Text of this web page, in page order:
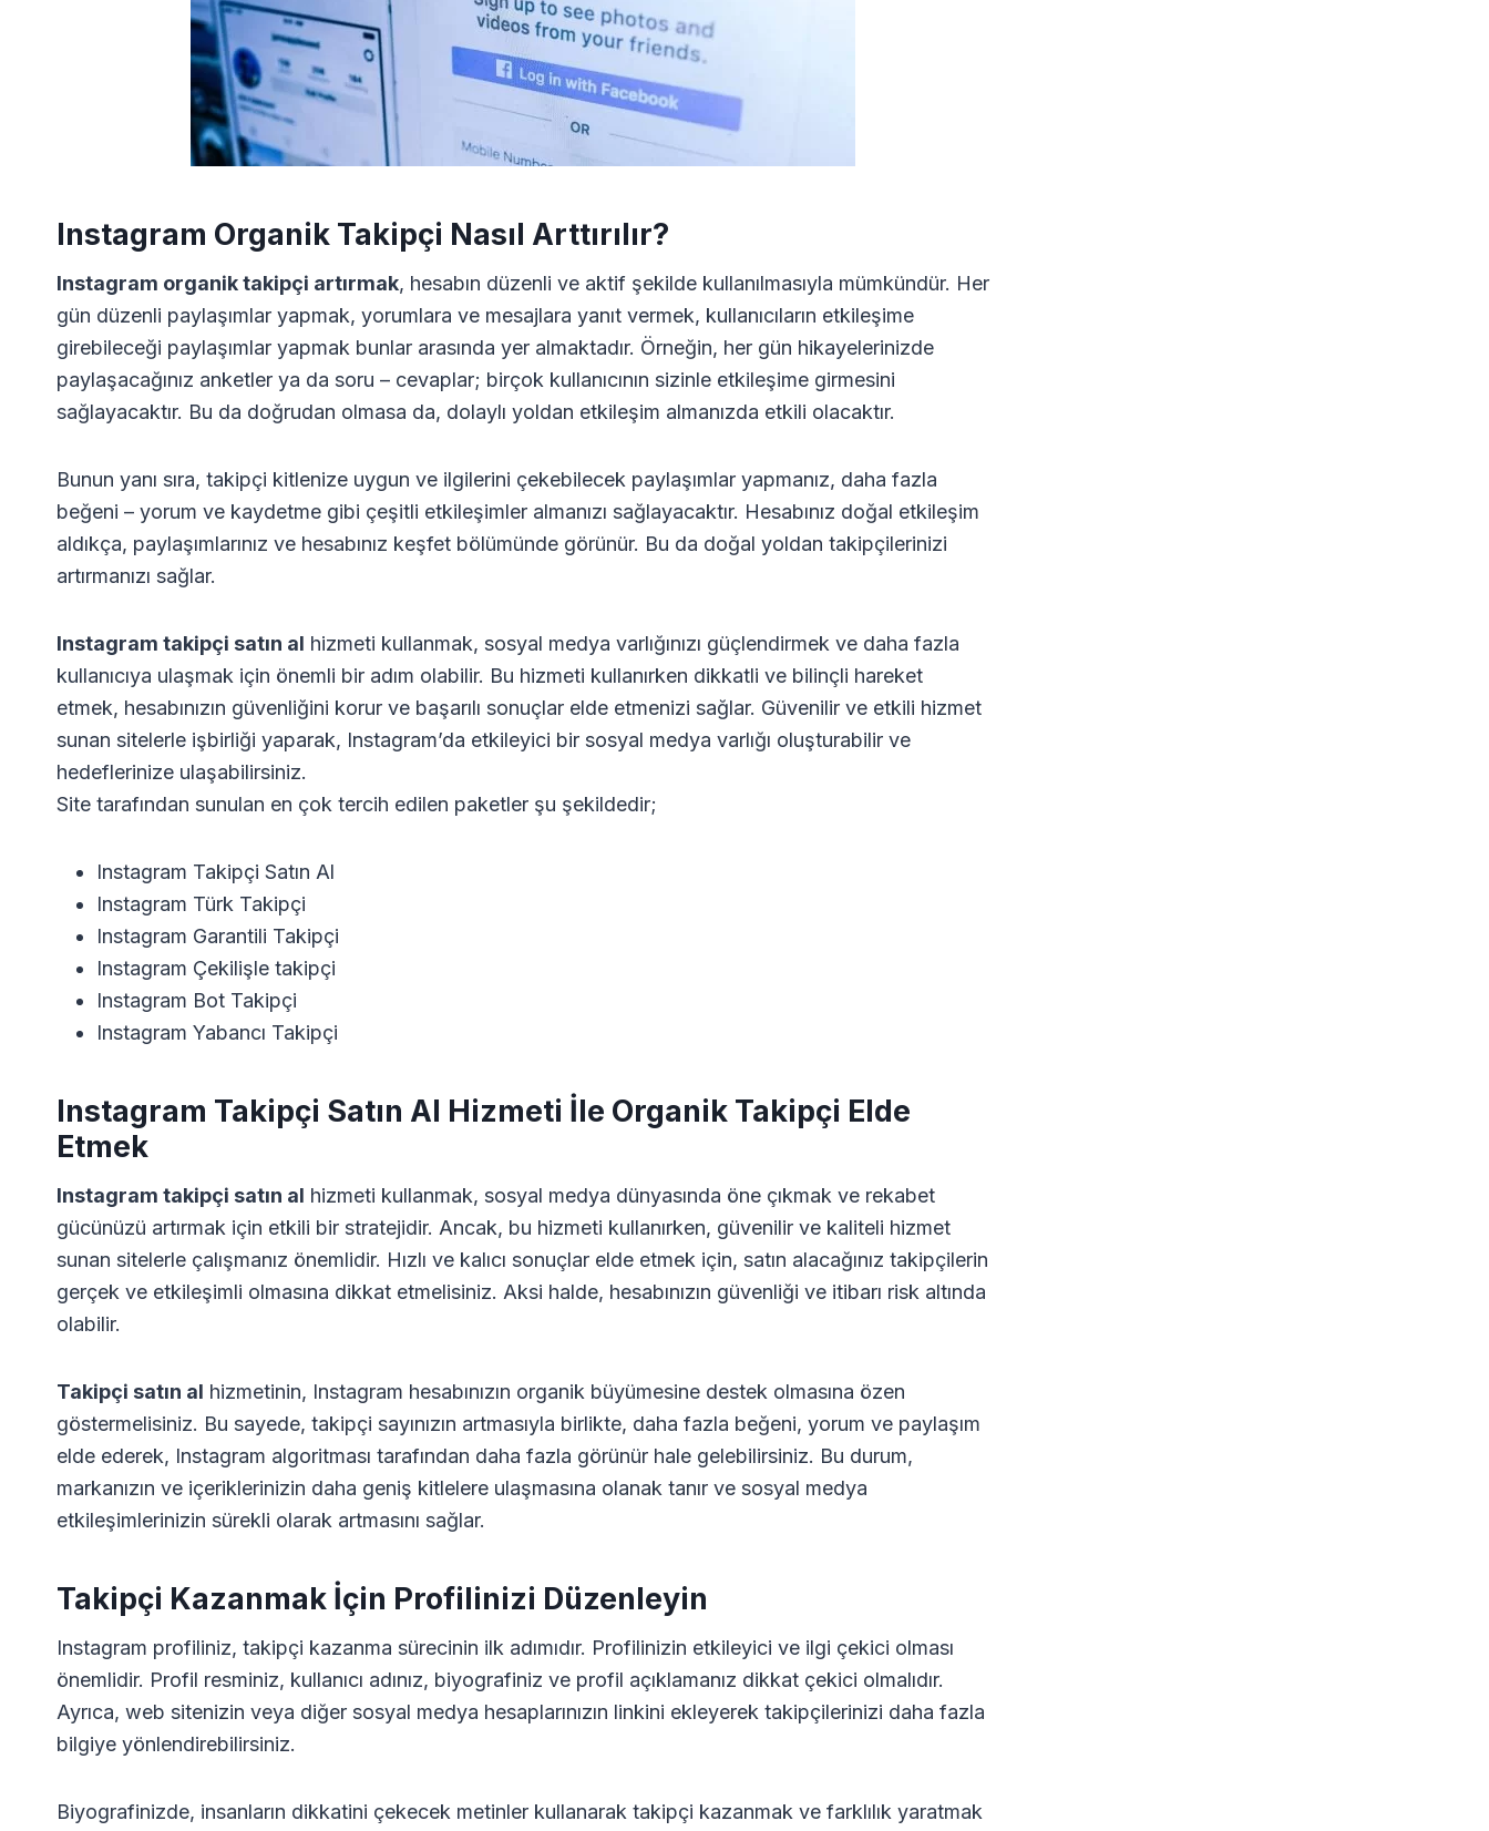
Instagram Organik Takipçi Nasıl Arttırılır?
Instagram organik takipçi artırmak, hesabın düzenli ve aktif şekilde kullanılmasıyla mümkündür. Her
gün düzenli paylaşımlar yapmak, yorumlara ve mesajlara yanıt vermek, kullanıcıların etkileşime
girebileceği paylaşımlar yapmak bunlar arasında yer almaktadır. Örneğin, her gün hikayelerinizde
paylaşacağınız anketler ya da soru – cevaplar; birçok kullanıcının sizinle etkileşime girmesini
sağlayacaktır. Bu da doğrudan olmasa da, dolaylı yoldan etkileşim almanızda etkili olacaktır.
Bunun yanı sıra, takipçi kitlenize uygun ve ilgilerini çekebilecek paylaşımlar yapmanız, daha fazla
beğeni – yorum ve kaydetme gibi çeşitli etkileşimler almanızı sağlayacaktır. Hesabınız doğal etkileşim
aldıkça, paylaşımlarınız ve hesabınız keşfet bölümünde görünür. Bu da doğal yoldan takipçilerinizi
artırmanızı sağlar.
Instagram takipçi satın al hizmeti kullanmak, sosyal medya varlığınızı güçlendirmek ve daha fazla
kullanıcıya ulaşmak için önemli bir adım olabilir. Bu hizmeti kullanırken dikkatli ve bilinçli hareket
etmek, hesabınızın güvenliğini korur ve başarılı sonuçlar elde etmenizi sağlar. Güvenilir ve etkili hizmet
sunan sitelerle işbirliği yaparak, Instagram’da etkileyici bir sosyal medya varlığı oluşturabilir ve
hedeflerinize ulaşabilirsiniz.
Site tarafından sunulan en çok tercih edilen paketler şu şekildedir;
Instagram Takipçi Satın Al
Instagram Türk Takipçi
Instagram Garantili Takipçi
Instagram Çekilişle takipçi
Instagram Bot Takipçi
Instagram Yabancı Takipçi
Instagram Takipçi Satın Al Hizmeti İle Organik Takipçi Elde
Etmek
Instagram takipçi satın al hizmeti kullanmak, sosyal medya dünyasında öne çıkmak ve rekabet
gücünüzü artırmak için etkili bir stratejidir. Ancak, bu hizmeti kullanırken, güvenilir ve kaliteli hizmet
sunan sitelerle çalışmanız önemlidir. Hızlı ve kalıcı sonuçlar elde etmek için, satın alacağınız takipçilerin
gerçek ve etkileşimli olmasına dikkat etmelisiniz. Aksi halde, hesabınızın güvenliği ve itibarı risk altında
olabilir.
Takipçi satın al hizmetinin, Instagram hesabınızın organik büyümesine destek olmasına özen
göstermelisiniz. Bu sayede, takipçi sayınızın artmasıyla birlikte, daha fazla beğeni, yorum ve paylaşım
elde ederek, Instagram algoritması tarafından daha fazla görünür hale gelebilirsiniz. Bu durum,
markanızın ve içeriklerinizin daha geniş kitlelere ulaşmasına olanak tanır ve sosyal medya
etkileşimlerinizin sürekli olarak artmasını sağlar.
Takipçi Kazanmak İçin Profilinizi Düzenleyin
Instagram profiliniz, takipçi kazanma sürecinin ilk adımıdır. Profilinizin etkileyici ve ilgi çekici olması
önemlidir. Profil resminiz, kullanıcı adınız, biyografiniz ve profil açıklamanız dikkat çekici olmalıdır.
Ayrıca, web sitenizin veya diğer sosyal medya hesaplarınızın linkini ekleyerek takipçilerinizi daha fazla
bilgiye yönlendirebilirsiniz.
Biyografinizde, insanların dikkatini çekecek metinler kullanarak takipçi kazanmak ve farklılık yaratmak